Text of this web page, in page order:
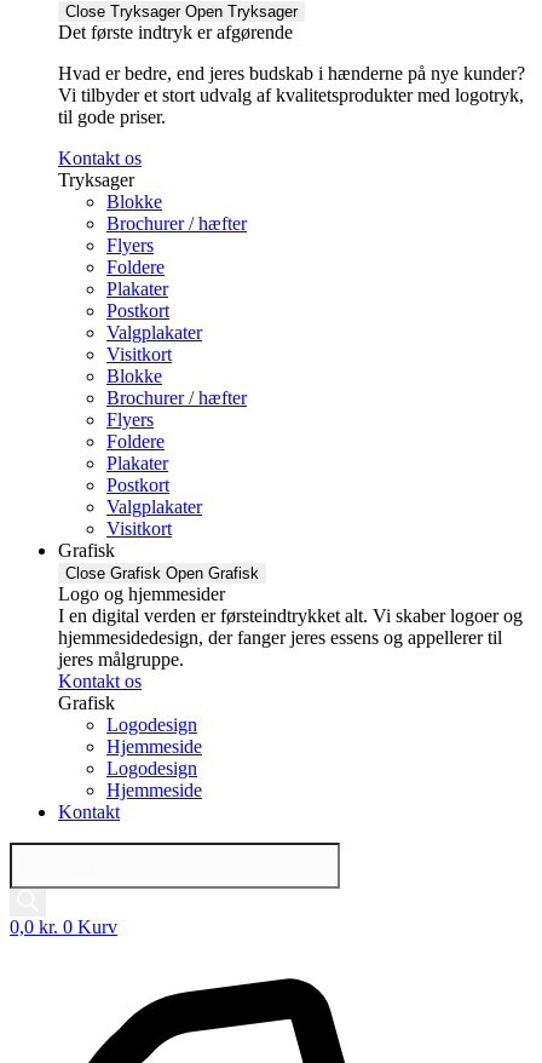
Close Tryksager Open Tryksager
Det første indtryk er afgørende
Hvad er bedre, end jeres budskab i hænderne på nye kunder?
Vi tilbyder et stort udvalg af kvalitetsprodukter med logotryk,
til gode priser.
Kontakt os
Tryksager
Blokke
Brochurer / hæfter
Flyers
Foldere
Plakater
Postkort
Valgplakater
Visitkort
Blokke
Brochurer / hæfter
Flyers
Foldere
Plakater
Postkort
Valgplakater
Visitkort
Grafisk
Close Grafisk Open Grafisk
Logo og hjemmesider
I en digital verden er førsteindtrykket alt. Vi skaber logoer og
hjemmesidedesign, der fanger jeres essens og appellerer til
jeres målgruppe.
Kontakt os
Grafisk
Logodesign
Hjemmeside
Logodesign
Hjemmeside
Kontakt
Products
0,0 kr. 0 Kurv